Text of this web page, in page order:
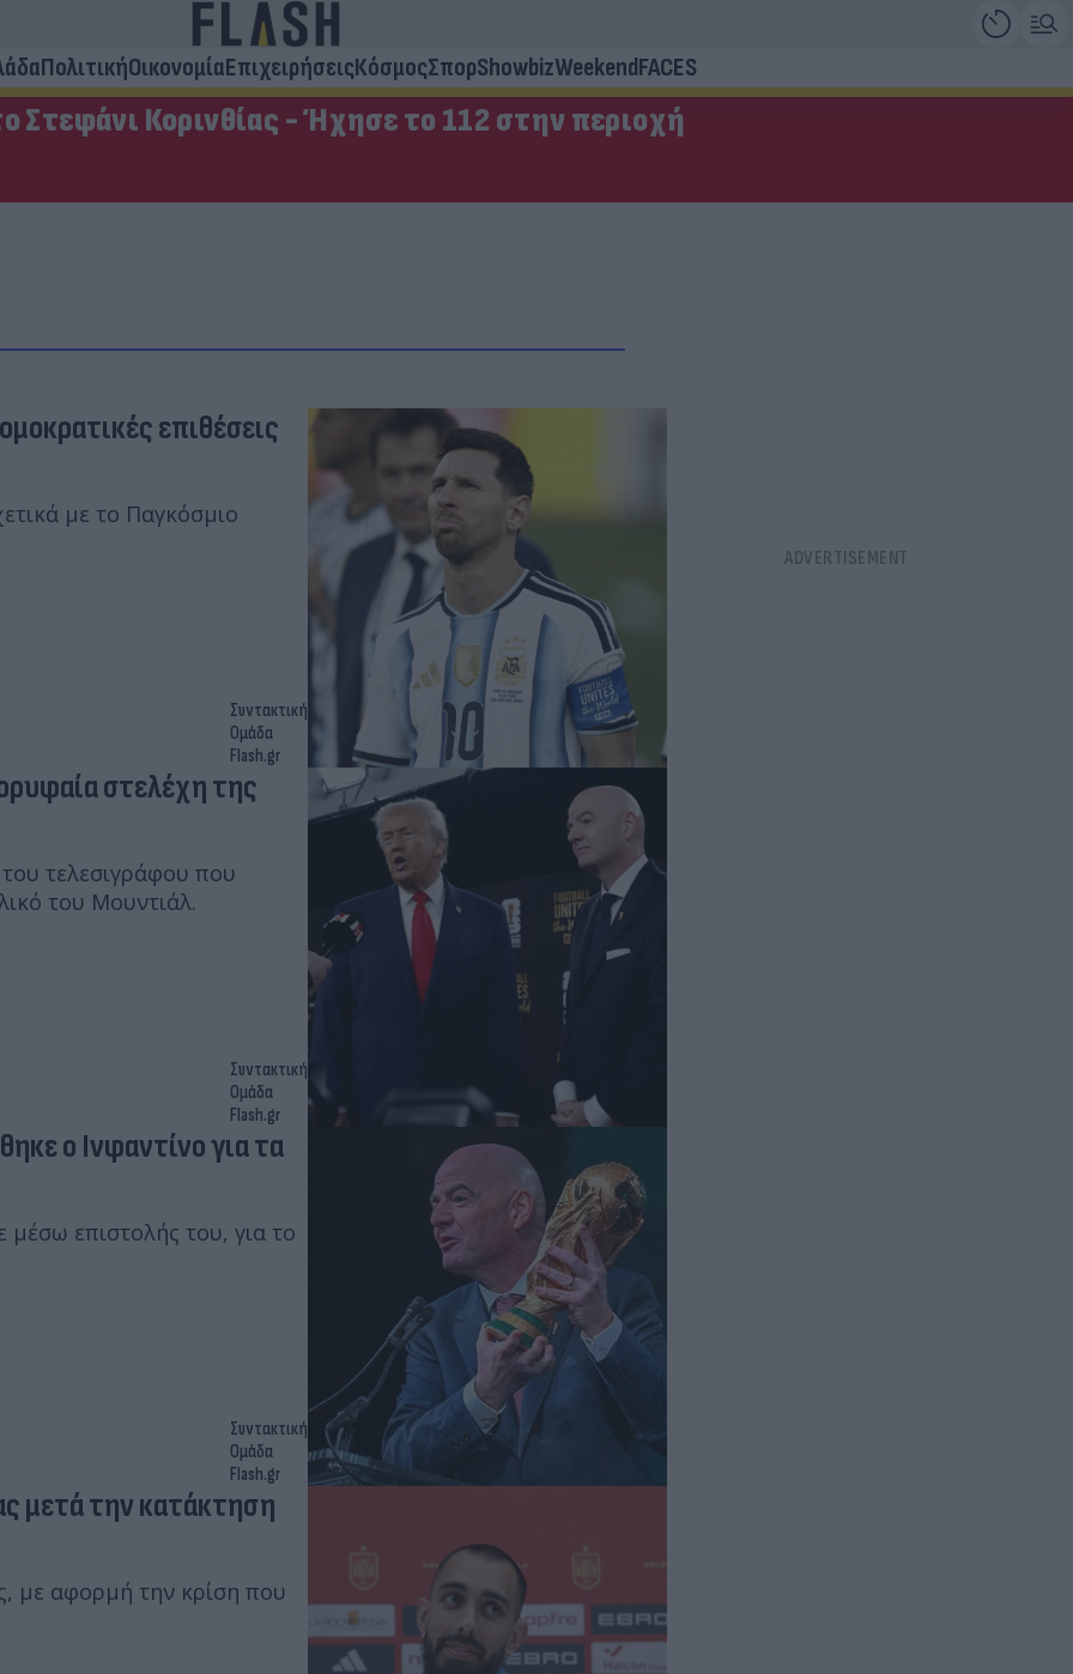
ΠολιτικήΟικονομίαΕπιχειρήσειςΚόσμοςΣπορShowbizWeekendFACES
Στεφάνι Κορινθίας - Ήχησε το 112 στην περιοχή
επιθέσεις
με το Παγκόσμιο
Συντακτική
Ομάδα
Flash.gr
στελέχη της
τελεσιγράφου που
του Μουντιάλ.
Συντακτική
Ομάδα
Flash.gr
ο Ινφαντίνο για τα
μέσω επιστολής του, για το
Συντακτική
Ομάδα
Flash.gr
μετά την κατάκτηση
με αφορμή την κρίση που